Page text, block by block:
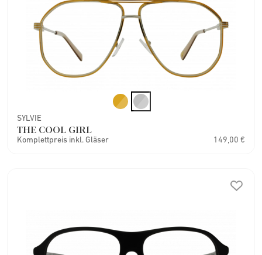
SYLVIE
THE COOL GIRL
Komplettpreis inkl. Gläser 149,00 €